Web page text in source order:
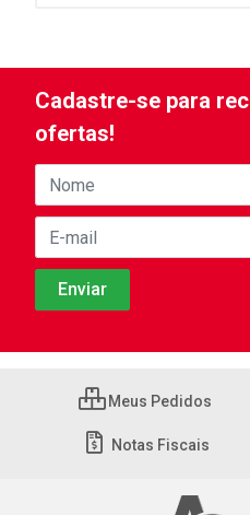
Cadastre-se para
ofertas!
Meus Pedidos
Notas Fiscais